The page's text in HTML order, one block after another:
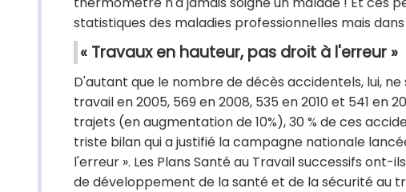
statistiques des maladies professionnelles mais
« Travaux en hauteur, pas droit à l'erreur »
D'autant que le nombre de décès accidentels, lui,
travail en 2005, 569 en 2008, 535 en 2010 et 541 en
trajets (en augmentation de 10%), 30 % de ces
triste bilan qui a justifié la campagne nationale
l'erreur ». Les Plans Santé au Travail successifs
de développement de la santé et de la sécurité au